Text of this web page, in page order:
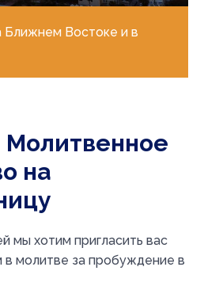
Ближнем Востоке и в
на
мы хотим пригласить вас
в молитве за пробуждение в